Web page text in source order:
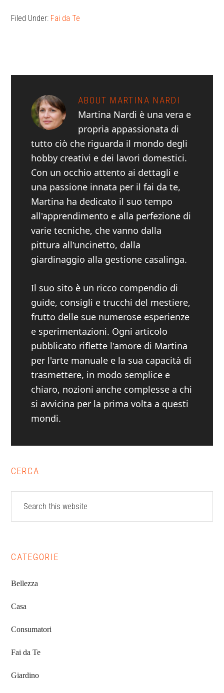
Filed Under: Fai da Te
ABOUT MARTINA NARDI
Martina Nardi è una vera e
propria appassionata di
tutto ciò che riguarda il mondo degli
hobby creativi e dei lavori domestici.
Con un occhio attento ai dettagli e
una passione innata per il fai da te,
Martina ha dedicato il suo tempo
all'apprendimento e alla perfezione di
varie tecniche, che vanno dalla
pittura all'uncinetto, dalla
giardinaggio alla gestione casalinga.
Il suo sito è un ricco compendio di
guide, consigli e trucchi del mestiere,
frutto delle sue numerose esperienze
e sperimentazioni. Ogni articolo
pubblicato riflette l'amore di Martina
per l'arte manuale e la sua capacità di
trasmettere, in modo semplice e
chiaro, nozioni anche complesse a chi
si avvicina per la prima volta a questi
mondi.
Primary
Sidebar
CERCA
website
CATEGORIE
Bellezza
Casa
Consumatori
Fai da Te
Giardino